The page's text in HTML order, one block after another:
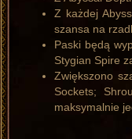
Z każdej
szansa na
Paski będą
Stygian Spire
Zwiększono
Sockets;
maksymalnie